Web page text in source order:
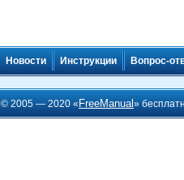
Новости Инструкции Вопрос-
© 2005 — 2020 « FreeManual»